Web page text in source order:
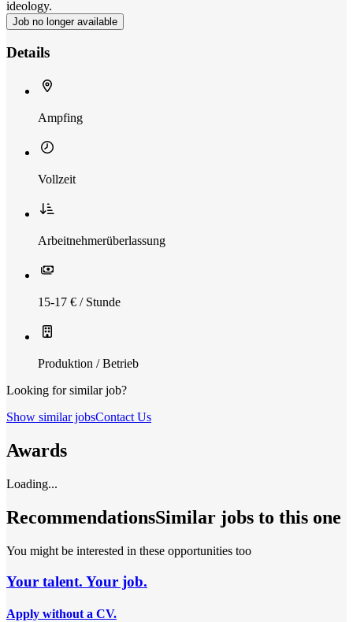
ideology.
Job no longer available
Details
Ampfing
Vollzeit
Arbeitnehmerüberlassung
15-17 € / Stunde
Produktion / Betrieb
Looking for similar job?
Show similar jobsContact Us
Awards
Loading...
RecommendationsSimilar jobs to this one
You might be interested in these opportunities too
Your talent. Your job.
Apply without a CV.